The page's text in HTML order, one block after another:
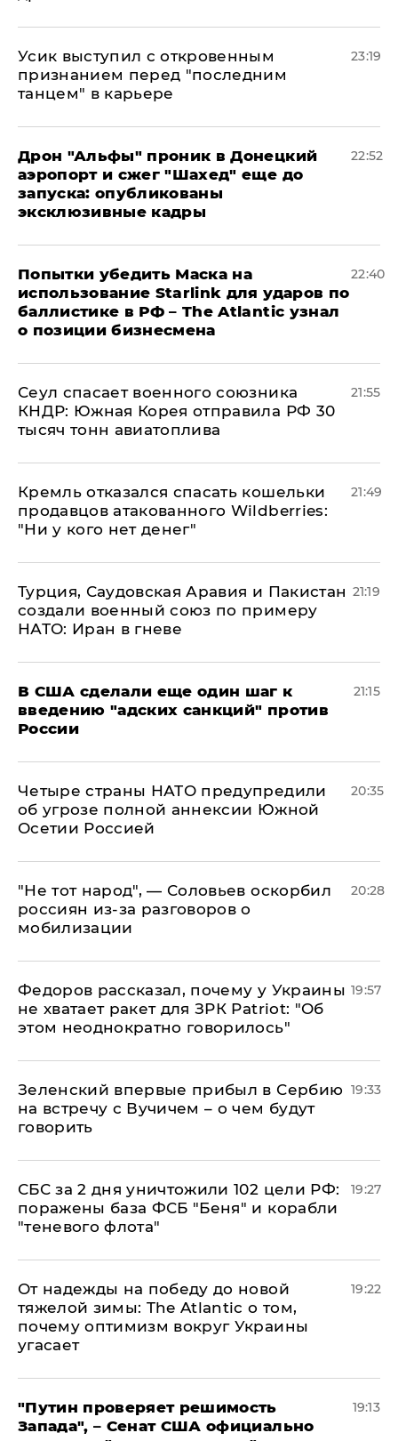
Усик выступил с откровенным
признанием перед "последним
танцем" в карьере
23:19
Дрон "Альфы" проник в Донецкий
аэропорт и сжег "Шахед" еще до
запуска: опубликованы
эксклюзивные кадры
22:52
Попытки убедить Маска на
использование Starlink для ударов по
баллистике в РФ – The Atlantic узнал
о позиции бизнесмена
22:40
​Сеул спасает военного союзника
КНДР: Южная Корея отправила РФ 30
тысяч тонн авиатоплива
21:55
Кремль отказался спасать кошельки
продавцов атакованного Wildberries:
"Ни у кого нет денег"
21:49
Турция, Саудовская Аравия и Пакистан
создали военный союз по примеру
НАТО: Иран в гневе
21:19
В США сделали еще один шаг к
введению "адских санкций" против
России
21:15
Четыре страны НАТО предупредили
об угрозе полной аннексии Южной
Осетии Россией
20:35
​"Не тот народ", — Соловьев оскорбил
россиян из-за разговоров о
мобилизации
20:28
Федоров рассказал, почему у Украины
не хватает ракет для ЗРК Patriot: "Об
этом неоднократно говорилось"
19:57
Зеленский впервые прибыл в Сербию
на встречу с Вучичем – о чем будут
говорить
19:33
СБС за 2 дня уничтожили 102 цели РФ:
поражены база ФСБ "Беня" и корабли
"теневого флота"
19:27
От надежды на победу до новой
тяжелой зимы: The Atlantic о том,
почему оптимизм вокруг Украины
угасает
19:22
"Путин проверяет решимость
Запада", – Сенат США официально
19:13